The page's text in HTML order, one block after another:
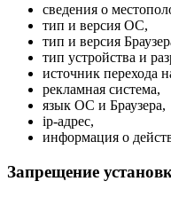
сведения о
тип и версия ОС,
тип и версия
тип устройства и
источник перехода
рекламная система,
язык ОС и Браузера,
ip-адрес,
информация о
Запрещение